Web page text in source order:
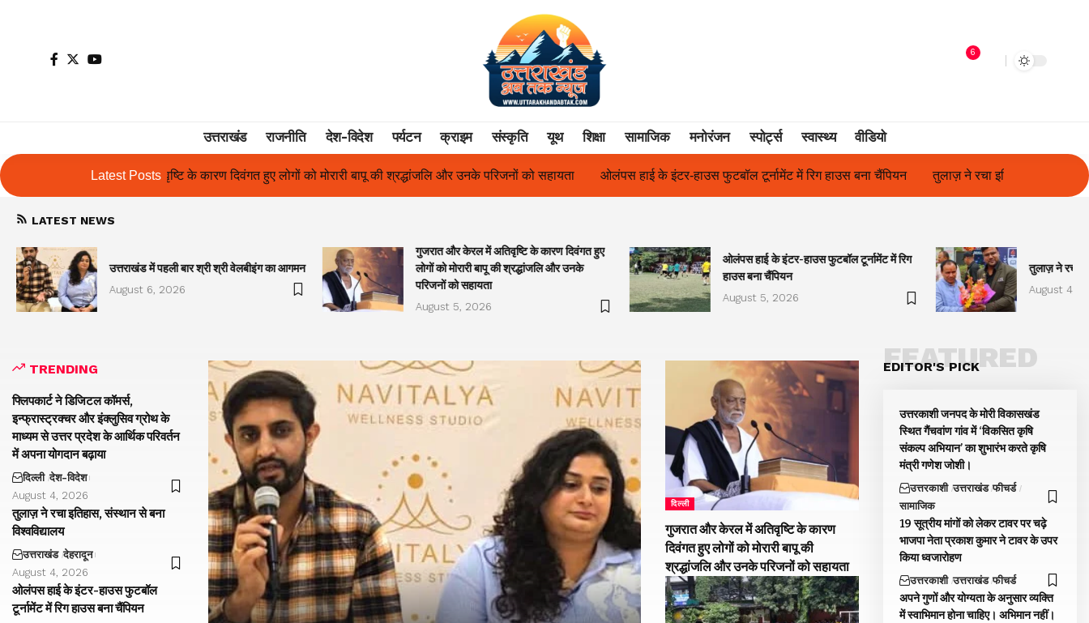
6
उत्तराखंड राजनीति देश-विदेश पर्यटन क्राइम संस्कृति यूथ शिक्षा सामाजिक मनोरंजन स्पोर्ट्स स्वास्थ्य वीडियो
Latest Posts
दिवंगत हुए लोगों को मोरारी बापू की श्रद्धांजलि और उनके परिजनों को सहायता ओलंपस हाई के इंटर-हाउस फुटबॉल टूर्नामेंट में रिग हाउस बना चैंपियन तुलाज़ ने रचा इतिहास, संस्थान से बना विश्वविद्यालय फिल्म अभिनेत्री
LATEST NEWS
उत्तराखंड में पहली बार श्री श्री वेलबीइंग का आगमन
August 6, 2026
गुजरात और केरल में अतिवृष्टि के कारण दिवंगत हुए
लोगों को मोरारी बापू की श्रद्धांजलि और उनके
परिजनों को सहायता
August 5, 2026
ओलंपस हाई के इंटर-हाउस फुटबॉल टूर्नामेंट में रिग
हाउस बना चैंपियन
August 5, 2026
तुलाज़ ने रचा
August 4,
TRENDING
फ्लिपकार्ट ने डिजिटल कॉमर्स,
इन्फ्रास्ट्रक्चर और इंक्लुसिव ग्रोथ के
माध्यम से उत्तर प्रदेश के आर्थिक परिवर्तन
में अपना योगदान बढ़ाया
दिल्ली देश-विदेश
August 4, 2026
तुलाज़ ने रचा इतिहास, संस्थान से बना
विश्वविद्यालय
उत्तराखंड देहरादून
August 4, 2026
ओलंपस हाई के इंटर-हाउस फुटबॉल
टूर्नामेंट में रिग हाउस बना चैंपियन
दिल्ली
गुजरात और केरल में अतिवृष्टि के कारण
दिवंगत हुए लोगों को मोरारी बापू की
श्रद्धांजलि और उनके परिजनों को सहायता
EDITOR'S PICK
FEATURED
उत्तरकाशी जनपद के मोरी विकासखंड
स्थित गैंचवांण गांव में ‘विकसित कृषि
संकल्प अभियान’ का शुभारंभ करते कृषि
मंत्री गणेश जोशी।
उत्तरकाशी उत्तराखंड फीचर्ड
सामाजिक
19 सूत्रीय मांगों को लेकर टावर पर चढ़े
भाजपा नेता प्रकाश कुमार ने टावर के उपर
किया ध्वजारोहण
उत्तरकाशी उत्तराखंड फीचर्ड
अपने गुणों और योग्यता के अनुसार व्यक्ति
में स्वाभिमान होना चाहिए। अभिमान नहीं।